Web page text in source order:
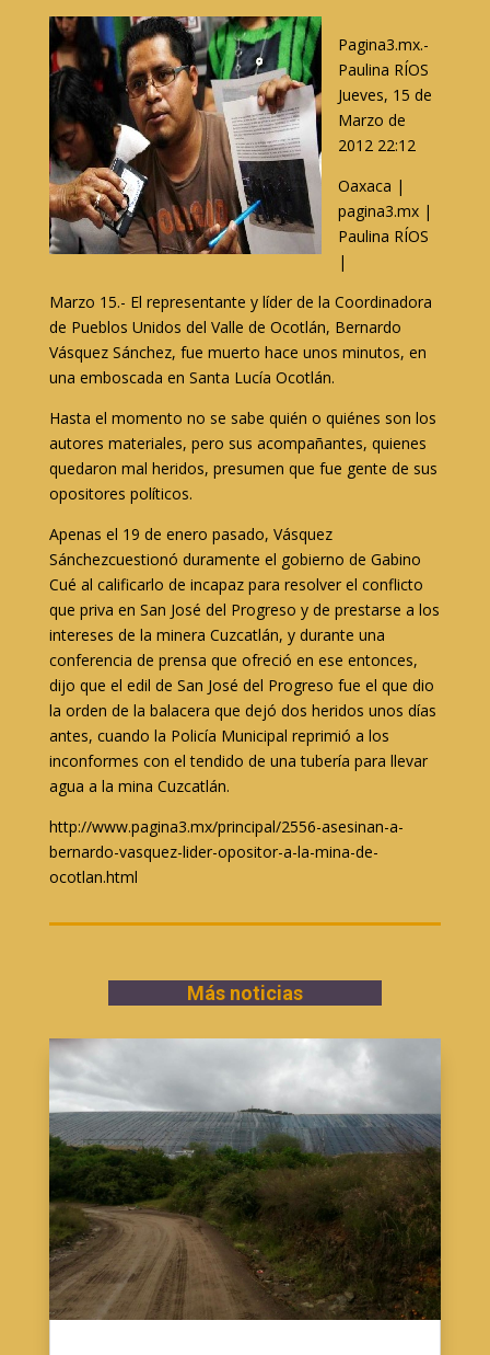
Pagina3.mx.-
Paulina RÍOS
Jueves, 15 de
Marzo de
2012 22:12
Oaxaca |
pagina3.mx |
Paulina RÍOS
|
Marzo 15.- El representante y líder de la Coordinadora
de Pueblos Unidos del Valle de Ocotlán, Bernardo
Vásquez Sánchez, fue muerto hace unos minutos, en
una emboscada en Santa Lucía Ocotlán.
Hasta el momento no se sabe quién o quiénes son los
autores materiales, pero sus acompañantes, quienes
quedaron mal heridos, presumen que fue gente de sus
opositores políticos.
Apenas el 19 de enero pasado, Vásquez
Sánchezcuestionó duramente el gobierno de Gabino
Cué al calificarlo de incapaz para resolver el conflicto
que priva en San José del Progreso y de prestarse a los
intereses de la minera Cuzcatlán, y durante una
conferencia de prensa que ofreció en ese entonces,
dijo que el edil de San José del Progreso fue el que dio
la orden de la balacera que dejó dos heridos unos días
antes, cuando la Policía Municipal reprimió a los
inconformes con el tendido de una tubería para llevar
agua a la mina Cuzcatlán.
http://www.pagina3.mx/principal/2556-asesinan-a-
bernardo-vasquez-lider-opositor-a-la-mina-de-
ocotlan.html
Más noticias